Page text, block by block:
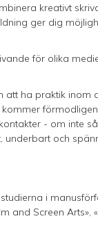
kreativt
ger dig
för olika
ha praktik inom
- om inte
och
i
and Screen Arts»,